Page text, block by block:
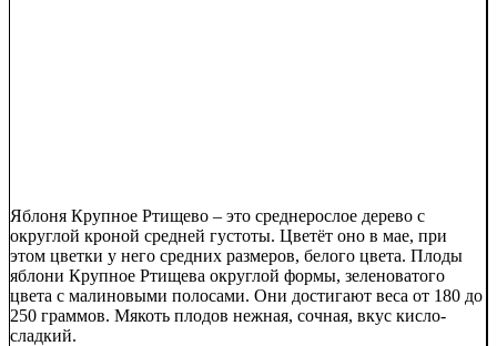
Яблоня Крупное Ртищево – это среднерослое дерево с
округлой кроной средней густоты. Цветёт оно в мае, при
этом цветки у него средних размеров, белого цвета. Плоды
яблони Крупное Ртищева округлой формы, зеленоватого
цвета с малиновыми полосами. Они достигают веса от 180 до
250 граммов. Мякоть плодов нежная, сочная, вкус кисло-
сладкий.